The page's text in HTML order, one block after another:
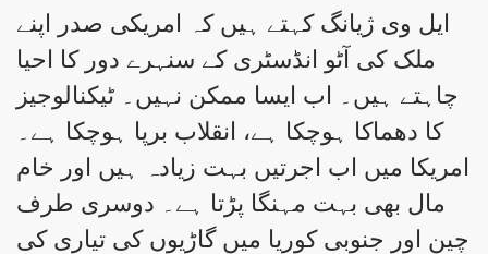
ایل وی ژیانگ کہتے ہیں کہ امریکی صدر اپنے
ملک کی آٹو انڈسٹری کے سنہرے دور کا احیا
چاہتے ہیں۔ اب ایسا ممکن نہیں۔ ٹیکنالوجیز
کا دھماکا ہوچکا ہے، انقلاب برپا ہوچکا ہے۔
امریکا میں اب اجرتیں بہت زیادہ ہیں اور خام
مال بھی بہت مہنگا پڑتا ہے۔ دوسری طرف
چین اور جنوبی کوریا میں گاڑیوں کی تیاری کی